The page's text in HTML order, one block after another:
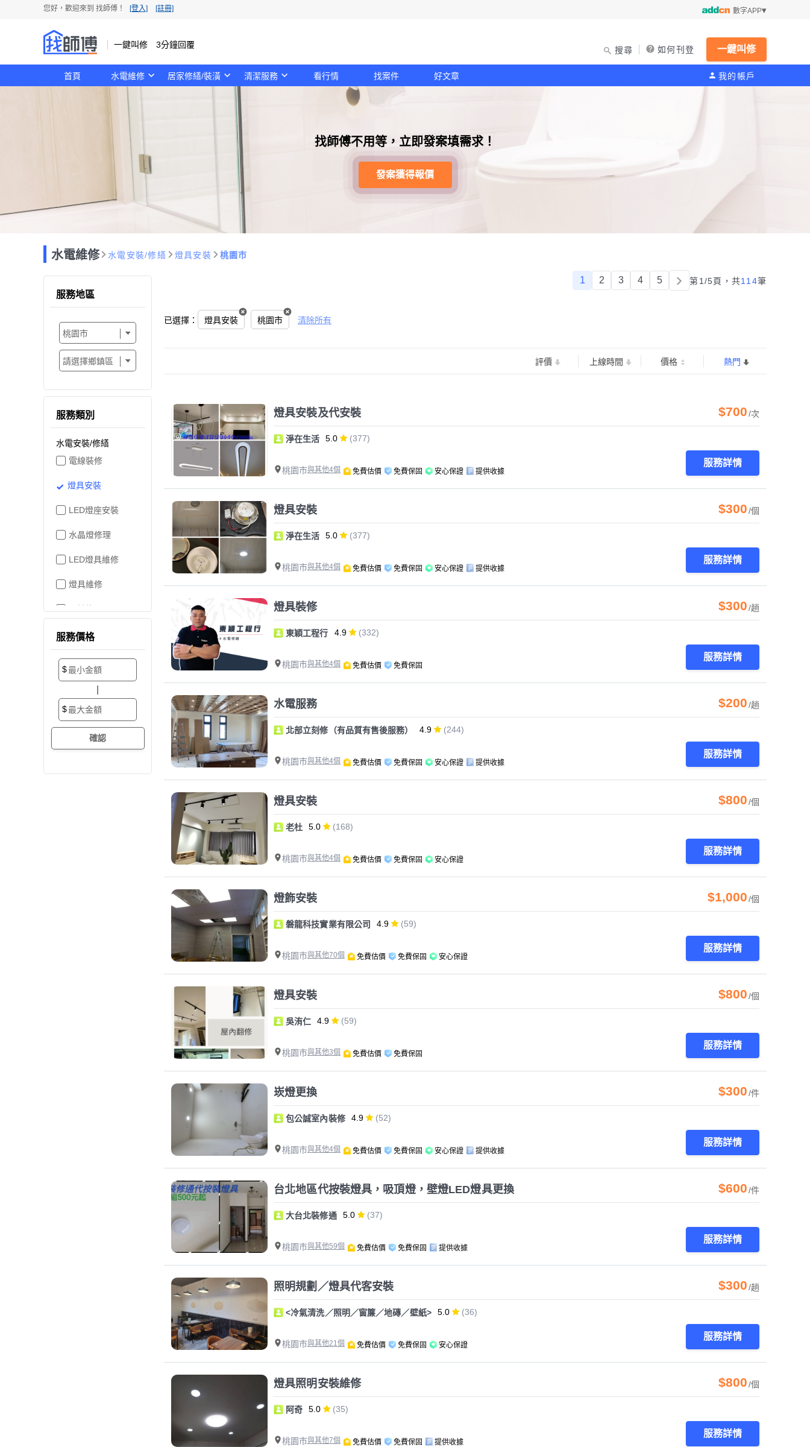
您好，歡迎來到 找師傅！ [登入] [註冊] 數字APP
一鍵叫修 3分鐘回覆
搜尋 如何刊登 一鍵叫修
首頁 水電維修 居家修繕/裝潢 清潔服務 看行情 找案件 好文章 我的帳戶
找師傅不用等，立即發案填需求！
發案獲得報價
水電維修 水電安裝/修繕 燈具安裝 桃園市
1 2 3 4 5 第1/5頁， 共114筆
已選擇： 燈具安裝 桃園市 清除所有
服務地區
服務類別
水電安裝/修繕
電線裝修
燈具安裝
LED燈座安裝
水晶燈修理
LED燈具維修
燈具維修
家電維修
洗衣機裝修
加壓/抽水馬達
抽水馬達
加壓馬達
服務價格
$
$
評價 上線時間 價格 熱門
燈具安裝及代安裝 $700/次
淨在生活 5.0 (377)
桃園市與其他4個 免費估價 免費保固 安心保證 提供收據
服務詳情
燈具安裝 $300/個
淨在生活 5.0 (377)
桃園市與其他4個 免費估價 免費保固 安心保證 提供收據
服務詳情
燈具裝修 $300/趟
東穎工程行 4.9 (332)
桃園市與其他4個 免費估價 免費保固
服務詳情
水電服務 $200/趟
北部立刻修（有品質有售後服務） 4.9 (244)
桃園市與其他4個 免費估價 免費保固 安心保證 提供收據
服務詳情
燈具安裝 $800/個
老杜 5.0 (168)
桃園市與其他4個 免費估價 免費保固 安心保證
服務詳情
燈飾安裝 $1,000/個
磐龍科技實業有限公司 4.9 (59)
桃園市與其他70個 免費估價 免費保固 安心保證
服務詳情
燈具安裝 $800/個
吳洧仁 4.9 (59)
桃園市與其他3個 免費估價 免費保固
服務詳情
崁燈更換 $300/件
包公誠室內裝修 4.9 (52)
桃園市與其他4個 免費估價 免費保固 安心保證 提供收據
服務詳情
台北地區代按裝燈具，吸頂燈，壁燈LED燈具更換 $600/件
大台北裝修通 5.0 (37)
桃園市與其他59個 免費估價 免費保固 提供收據
服務詳情
照明規劃／燈具代客安裝 $300/趟
<冷氣清洗／照明／窗簾／地磚／壁紙> 5.0 (36)
桃園市與其他21個 免費估價 免費保固 安心保證
服務詳情
燈具照明安裝維修 $800/個
阿奇 5.0 (35)
桃園市與其他7個 免費估價 免費保固 提供收據
服務詳情